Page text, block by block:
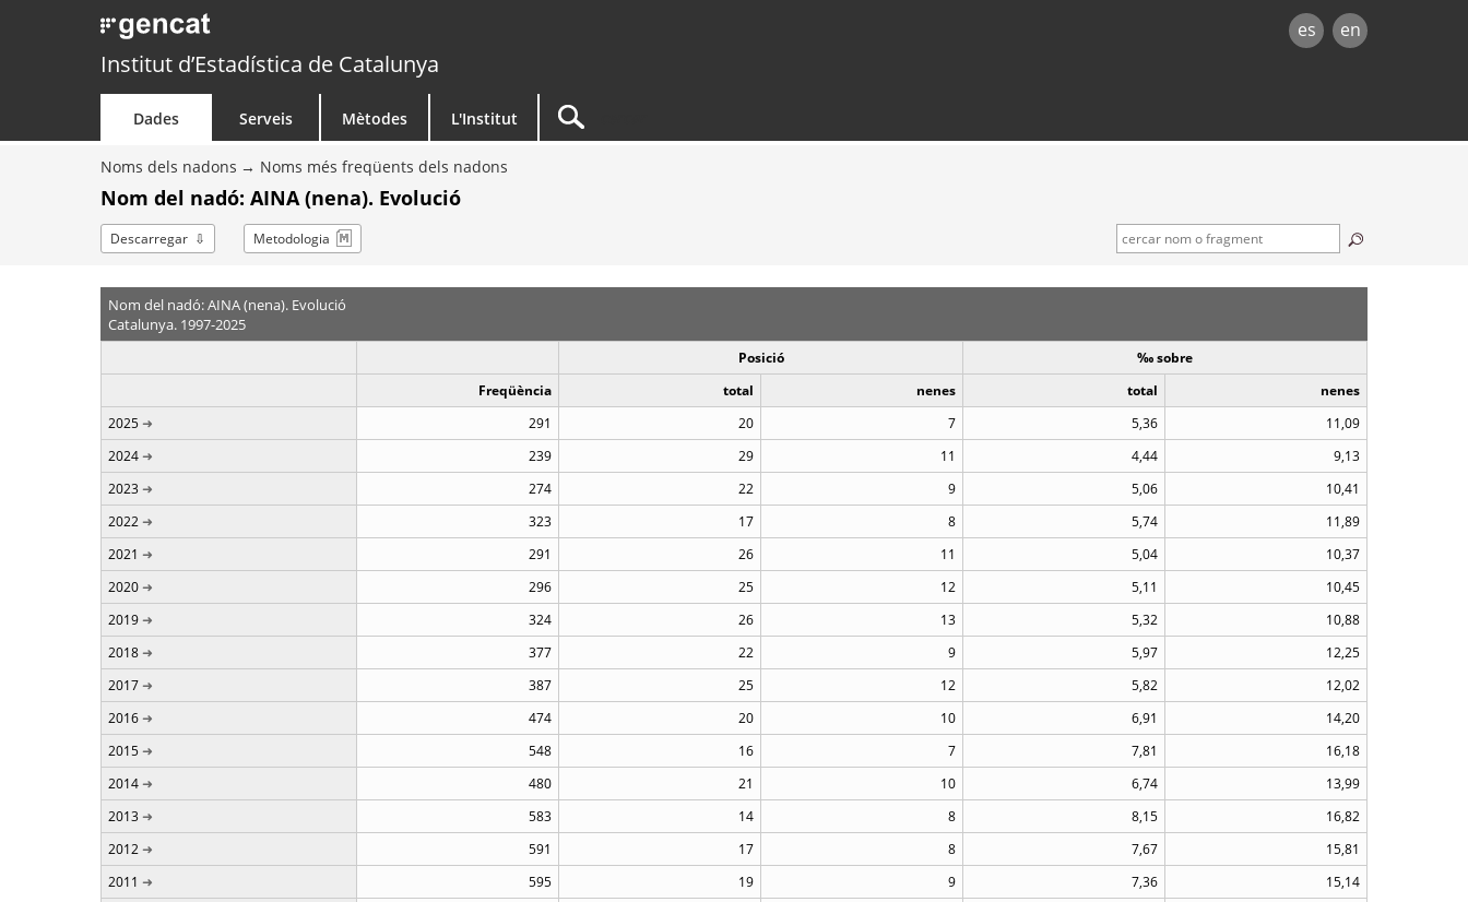
es en
Institut d’Estadística de Catalunya
Dades Serveis Mètodes L'Institut
Noms dels nadons Noms més freqüents dels nadons
Nom del nadó: AINA (nena). Evolució
Descarregar Metodologia
Nom del nadó: AINA (nena). Evolució
Catalunya. 1997-2025
Posició
‰ sobre
Freqüència
total nenes total
nenes
2025
291 20 7 5,36
11,09
2024
239 29 11 4,44
9,13
2023
274 22 9 5,06
10,41
2022
323 17 8 5,74
11,89
2021
291 26 11 5,04
10,37
2020
296 25 12 5,11
10,45
2019
324 26 13 5,32
10,88
2018
377 22 9 5,97
12,25
2017
387 25 12 5,82
12,02
2016
474 20 10 6,91
14,20
2015
548 16 7 7,81
16,18
2014
480 21 10 6,74
13,99
2013
583 14 8 8,15
16,82
2012
591 17 8 7,67
15,81
2011
595 19 9 7,36
15,14